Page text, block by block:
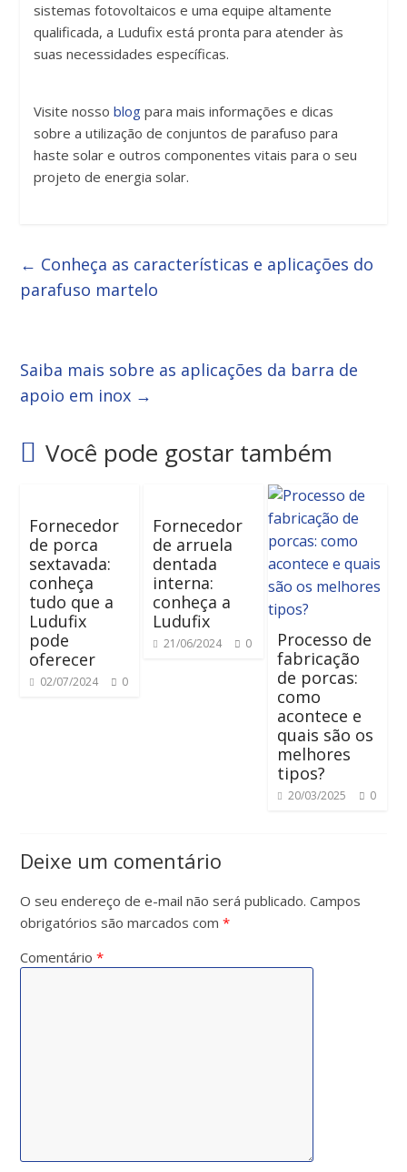
sistemas fotovoltaicos e uma equipe altamente
qualificada, a Ludufix está pronta para atender às
suas necessidades específicas.
Visite nossoblog para mais informações e dicas
sobre a utilização de conjuntos de parafuso para
haste solar e outros componentes vitais para o seu
projeto de energia solar.
← Conheça as características e aplicações do
parafuso martelo
Saiba mais sobre as aplicações da barra de
apoio em inox →
Você pode gostar também
Fornecedor
de porca
sextavada:
conheça
tudo que a
Ludufix
pode
oferecer
02/07/2024 0
Fornecedor
de arruela
dentada
interna:
conheça a
Ludufix
21/06/2024 0
Processo de
fabricação
de porcas:
como
acontece e
quais são os
melhores
tipos?
20/03/2025 0
Deixe um comentário
O seu endereço de e-mail não será publicado. Campos
obrigatórios são marcados com*
Comentário*